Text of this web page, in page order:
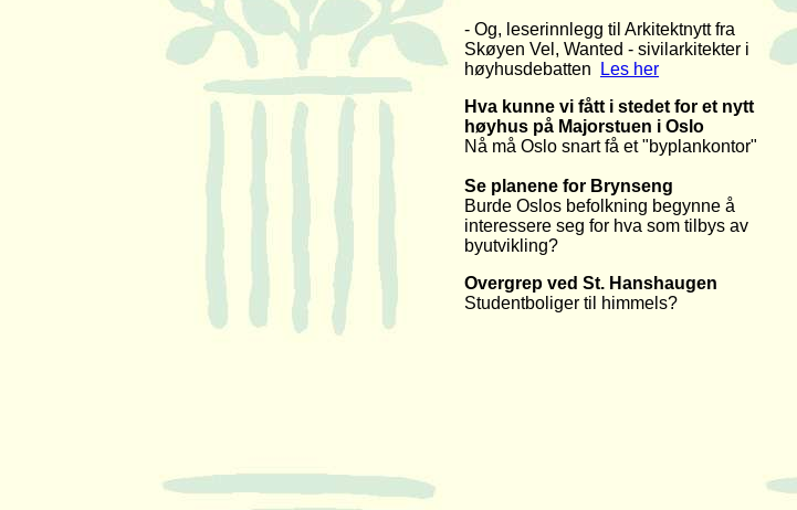
- Og, leserinnlegg til Arkitektnytt fra
Skøyen Vel, Wanted - sivilarkitekter i
høyhusdebatten
Les her
Hva kunne vi fått i stedet for et nytt
høyhus på Majorstuen i Oslo
Nå må Oslo snart få et "byplankontor"
Se planene for Brynseng
Burde Oslos befolkning begynne å
interessere seg for hva som tilbys av
byutvikling?
Overgrep ved St. Hanshaugen
Studentboliger til himmels?